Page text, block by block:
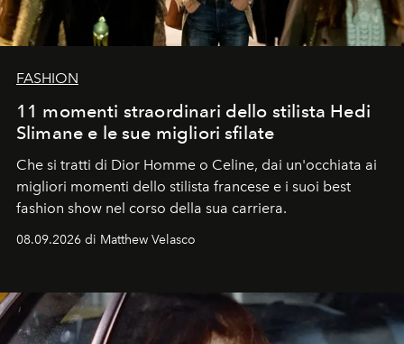
FASHION
11 momenti straordinari dello stilista Hedi
Slimane e le sue migliori sfilate
Che si tratti di Dior Homme o Celine, dai un'occhiata ai
migliori momenti dello stilista francese e i suoi best
fashion show nel corso della sua carriera.
08.09.2026 di Matthew Velasco